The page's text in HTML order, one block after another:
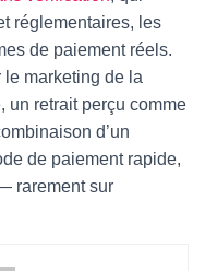
réglementaires, les
de paiement réels.
marketing de la
un retrait perçu comme
d’un
de paiement rapide,
rarement sur